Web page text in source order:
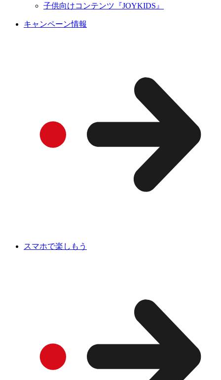
子供向けコンテンツ『JOYKIDS』
キャンペーン情報
スマホで楽しもう